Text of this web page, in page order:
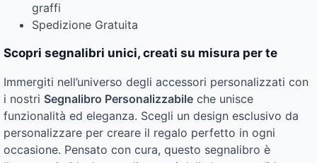
graffi
Spedizione Gratuita
Scopri segnalibri unici, creati su misura per te
Immergiti nell’universo degli accessori personalizzati con
i nostri Segnalibro Personalizzabile che unisce
funzionalità ed eleganza. Scegli un design esclusivo da
personalizzare per creare il regalo perfetto in ogni
occasione. Pensato con cura, questo segnalibro è